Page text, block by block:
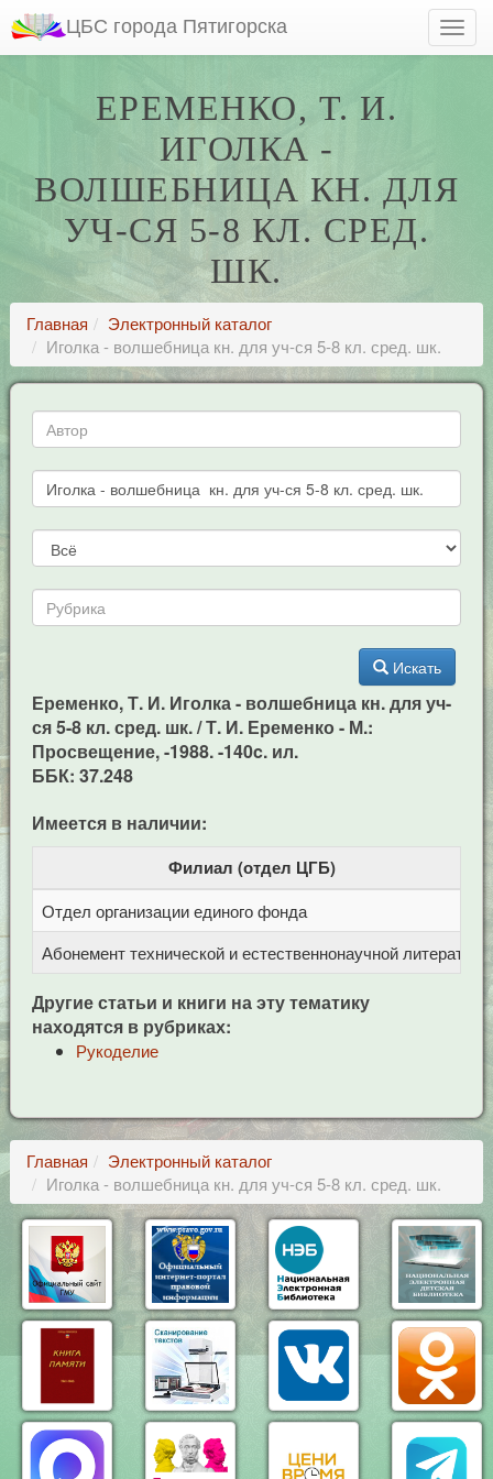
ЦБС города Пятигорска
ЕРЕМЕНКО, Т. И.
ИГОЛКА -
ВОЛШЕБНИЦА КН. ДЛЯ
УЧ-СЯ 5-8 КЛ. СРЕД.
ШК.
Главная
Электронный каталог
Иголка - волшебница кн. для уч-ся 5-8 кл. сред. шк.
Искать
Еременко, Т. И. Иголка - волшебница кн. для уч-
ся 5-8 кл. сред. шк. / Т. И. Еременко - М.:
Просвещение, -1988. -140c. ил.
ББК: 37.248
Имеется в наличии:
Филиал (отдел ЦГБ)
Отдел организации единого фонда
Абонемент технической и естественнонаучной литерат
Другие статьи и книги на эту тематику
находятся в рубриках:
Рукоделие
Главная
Электронный каталог
Иголка - волшебница кн. для уч-ся 5-8 кл. сред. шк.